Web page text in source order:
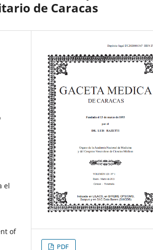
de Caracas
el
of
PDF